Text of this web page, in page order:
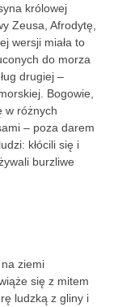
królowej
Zeusa, Afrodytę,
wersji miała to
do morza
drugiej –
Bogowie,
w różnych
– poza darem
kłócili się i
burzliwe
ziemi
się z mitem
ludzką z gliny i